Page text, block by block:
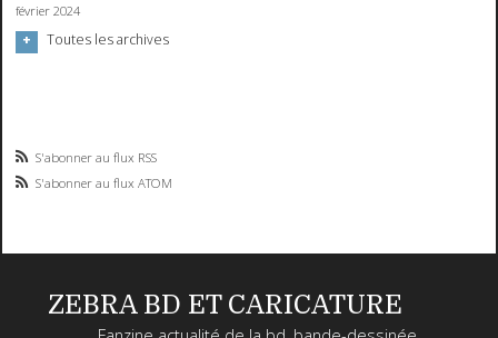
février 2024
Toutes les archives
S'abonner au flux RSS
S'abonner au flux ATOM
ZEBRA BD ET CARICATURE